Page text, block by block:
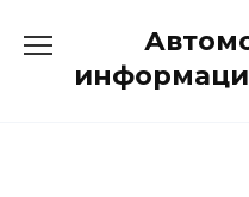
содержанию